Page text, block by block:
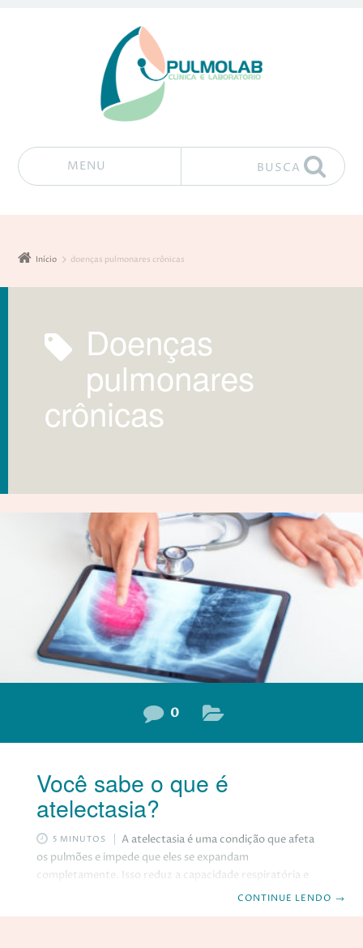
MENU BUSCA
Início doenças pulmonares crônicas
doenças
pulmonares
crônicas
0
Você sabe o que é
atelectasia?
5 MINUTOS
A atelectasia é uma condição que afeta
os pulmões e impede que eles se expandam
completamente. Isso reduz a capacidade respiratória e
pode causar sintomas como falta de ar, tosse, dor no
CONTINUE LENDO →